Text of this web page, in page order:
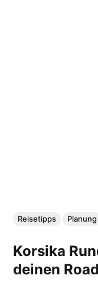
Reisetipps Planung
Korsika
deinen